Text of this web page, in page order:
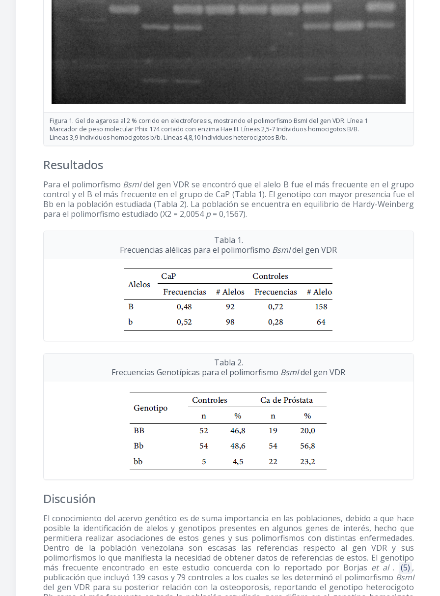
Figura 1. Gel de agarosa al 2 % corrido en electroforesis, mostrando el polimorfismo BsmI del gen VDR. Línea 1
Marcador de peso molecular Phix 174 cortado con enzima Hae III. Líneas 2,5-7 Individuos homocigotos B/B.
Líneas 3,9 Individuos homocigotos b/b. Líneas 4,8,10 Individuos heterocigotos B/b.
Resultados
Para el polimorfismo BsmIdel gen VDR se encontró que el alelo B fue el más frecuente en el grupo
control y el B el más frecuente en el grupo de CaP (Tabla 1). El genotipo con mayor presencia fue el
Bb en la población estudiada (Tabla 2). La población se encuentra en equilibrio de Hardy-Weinberg
para el polimorfismo estudiado (X2 = 2,0054p= 0,1567).
Tabla 1.
Frecuencias alélicas para el polimorfismo BsmIdel gen VDR
Tabla 2.
Frecuencias Genotípicas para el polimorfismo BsmIdel gen VDR
Discusión
El conocimiento del acervo genético es de suma importancia en las poblaciones, debido a que hace
posible la identificación de alelos y genotipos presentes en algunos genes de interés, hecho que
permitiera realizar asociaciones de estos genes y sus polimorfismos con distintas enfermedades.
Dentro de la población venezolana son escasas las referencias respecto al gen VDR y sus
polimorfismos lo que manifiesta la necesidad de obtener datos de referencias de estos. El genotipo
más frecuente encontrado en este estudio concuerda con lo reportado por Borjas et al. (5) ,
publicación que incluyó 139 casos y 79 controles a los cuales se les determinó el polimorfismo BsmI
del gen VDR para su posterior relación con la osteoporosis, reportando el genotipo heterocigoto